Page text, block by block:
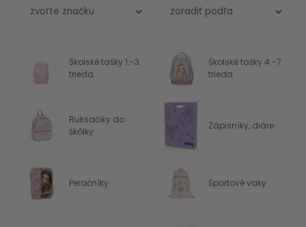
Školské tašky 1.-3.
trieda
Školské tašky 4.-7.
trieda
Ruksačiky do
škôlky
Zápisníky, diáre
Peračníky Športové vaky